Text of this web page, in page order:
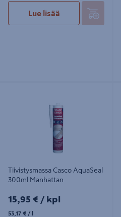
Lue lisää
Tiivistysmassa Casco AquaSeal
300ml Manhattan
15,95€/kpl
15,95 € / kpl
53,17 € / l